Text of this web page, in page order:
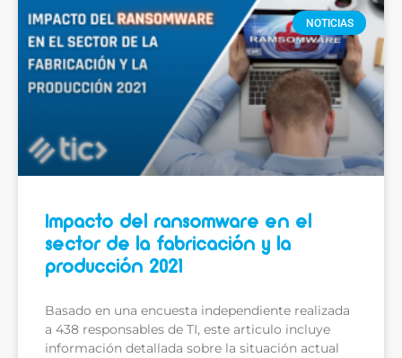
NOTICIAS
Impacto del ransomware en el
sector de la fabricación y la
producción 2021
Basado en una encuesta independiente realizada
a 438 responsables de TI, este articulo incluye
información detallada sobre la situación actual